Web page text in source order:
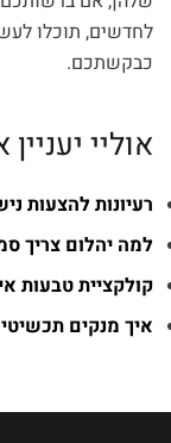
לחדשים, תוכלו
כבקשתכם.
אוליי
רעיונות להצעות
למה יהלום צריך
קולקציית טבעות
איך מנקים תכשיטי